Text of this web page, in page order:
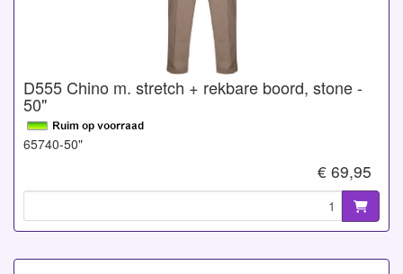
D555 Chino m. stretch + rekbare boord, stone -
50"
65740-50"
€ 69,95